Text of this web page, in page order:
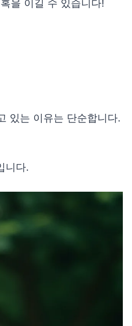
을 이길 수 있습니다!
있는 이유는 단순합니다.
니다.